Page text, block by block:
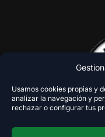
Usamos cookies propias y
analizar la navegación y
rechazar o configurar tus